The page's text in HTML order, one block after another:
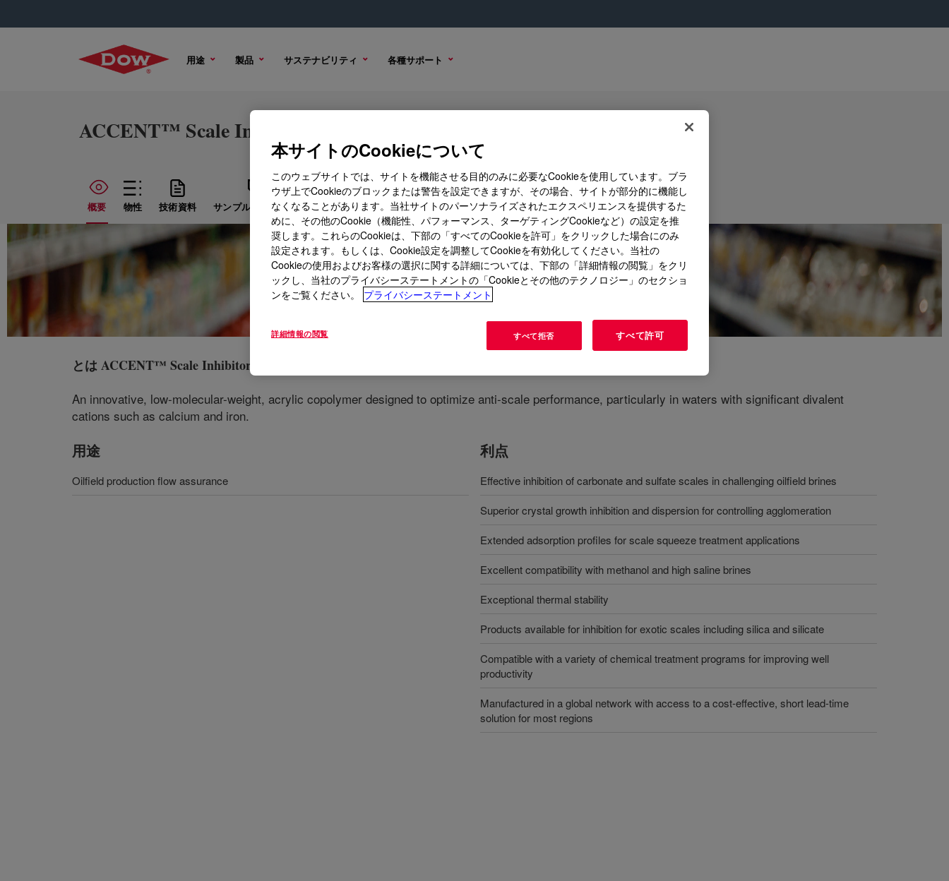
用途 製品 サステナビリティ 各種サポート
ACCENT™ Scale Inhibitor 1123
概要 物性 技術資料 サンプル オプション 購入オプション
とはACCENT™ Scale Inhibitor 1123
An innovative, low-molecular-weight, acrylic copolymer designed to optimize anti-scale performance, particularly in waters with significant divalent
cations such as calcium and iron.
用途
Oilfield production flow assurance
利点
Effective inhibition of carbonate and sulfate scales in challenging oilfield brines
Superior crystal growth inhibition and dispersion for controlling agglomeration
Extended adsorption profiles for scale squeeze treatment applications
Excellent compatibility with methanol and high saline brines
Exceptional thermal stability
Products available for inhibition for exotic scales including silica and silicate
Compatible with a variety of chemical treatment programs for improving well
productivity
Manufactured in a global network with access to a cost-effective, short lead-time
solution for most regions
本サイトのCookieについて
このウェブサイトでは、サイトを機能させる目的のみに必要なCookieを使用しています。ブラ
ウザ上でCookieのブロックまたは警告を設定できますが、その場合、サイトが部分的に機能し
なくなることがあります。当社サイトのパーソナライズされたエクスペリエンスを提供するた
めに、その他のCookie（機能性、パフォーマンス、ターゲティングCookieなど）の設定を推
奨します。これらのCookieは、下部の「すべてのCookieを許可」をクリックした場合にのみ
設定されます。もしくは、Cookie設定を調整してCookieを有効化してください。当社の
Cookieの使用およびお客様の選択に関する詳細については、下部の「詳細情報の閲覧」をクリ
ックし、当社のプライバシーステートメントの「Cookieとその他のテクノロジー」のセクショ
ンをご覧ください。
プライバシーステートメント
詳細情報の閲覧 すべて拒否 すべて許可